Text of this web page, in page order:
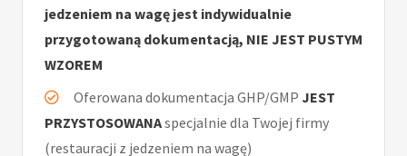
jedzeniem na wagę jest indywidualnie
przygotowaną dokumentacją, NIE JEST PUSTYM
WZOREM
Oferowana dokumentacja GHP/GMP JEST
PRZYSTOSOWANAspecjalnie dla Twojej firmy
(restauracji z jedzeniem na wagę)